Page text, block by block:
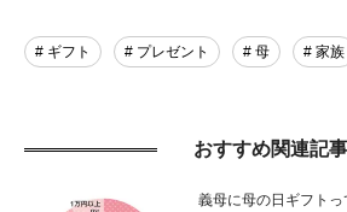
# ギフト # プレゼント # 母 # 家族
おすすめ関連記事
義母に母の日ギフトっ